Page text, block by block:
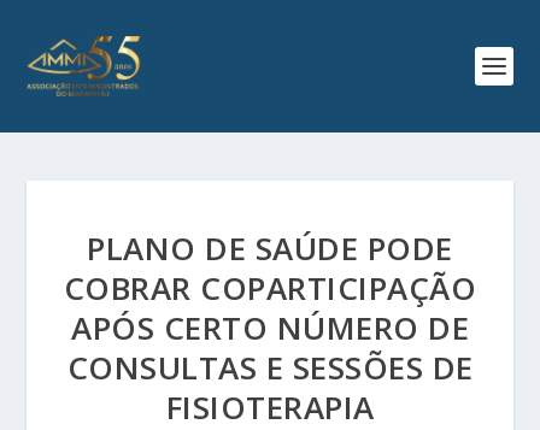
PLANO DE SAÚDE PODE
COBRAR COPARTICIPAÇÃO
APÓS CERTO NÚMERO DE
CONSULTAS E SESSÕES DE
FISIOTERAPIA